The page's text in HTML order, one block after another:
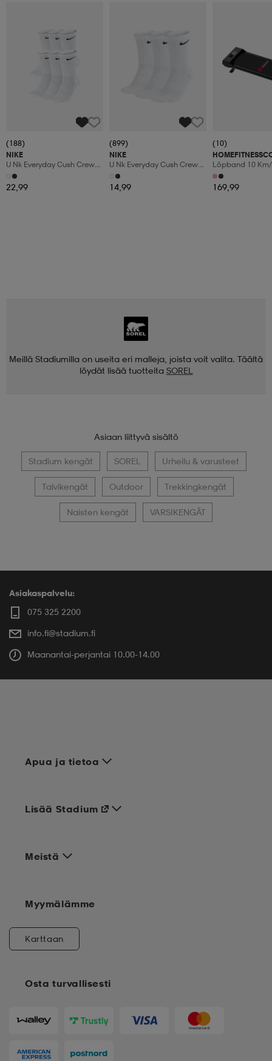
(188)
NIKE
U Nk Everyday Cush Crew
6pr-Bd
22,99
(899)
NIKE
U Nk Everyday Cush Crew
3pr
14,99
(10)
Löpband 10
Manuaalinen
Led-Display
169,99
Meillä Stadiumilla on useita eri malleja, joista voit valita. Täältä
löydät lisää tuotteita SOREL
Asiaan liittyvä sisältö
Stadium kengät SOREL Urheilu & varusteet
Talvikengät Outdoor Trekkingkengät
Naisten kengät VARSIKENGÄT
Asiakaspalvelu:
075 325 2200
info.fi@stadium.fi
Maanantai-perjantai 10.00-14.00
Apua ja tietoa
Meistä
Osta turvallisesti
Lisää Stadium
Myymälämme
Karttaan